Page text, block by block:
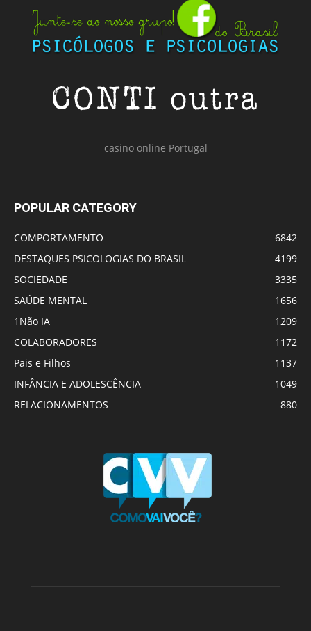
casino online Portugal
POPULAR CATEGORY
COMPORTAMENTO
6842
DESTAQUES PSICOLOGIAS DO BRASIL
4199
SOCIEDADE
3335
SAÚDE MENTAL
1656
1Não IA
1209
COLABORADORES
1172
Pais e Filhos
1137
INFÂNCIA E ADOLESCÊNCIA
1049
RELACIONAMENTOS
880